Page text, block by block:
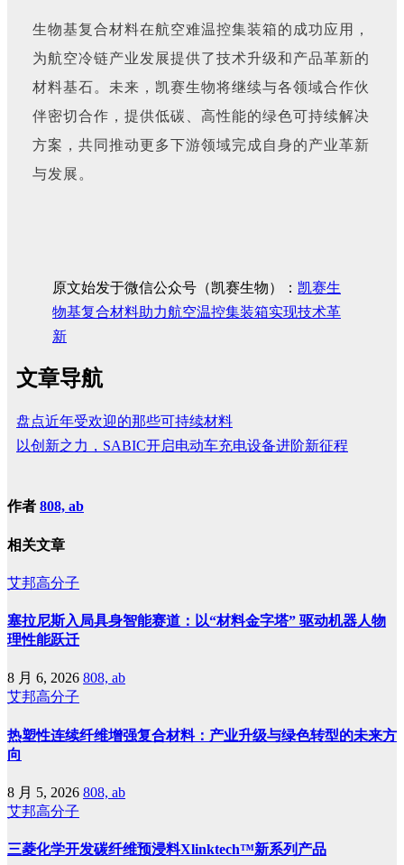
生物基复合材料在航空难温控集装箱的成功应用，
为航空冷链产业发展提供了技术升级和产品革新的
材料基石。未来，凯赛生物将继续与各领域合作伙
伴密切合作，提供低碳、高性能的绿色可持续解决
方案，共同推动更多下游领域完成自身的产业革新
与发展。
原文始发于微信公众号（凯赛生物）： 凯赛生
物基复合材料助力航空温控集装箱实现技术革
新
文章导航
盘点近年受欢迎的那些可持续材料
以创新之力，SABIC开启电动车充电设备进阶新征程
作者 808, ab
相关文章
艾邦高分子
塞拉尼斯入局具身智能赛道：以“材料金字塔” 驱动机器人物
理性能跃迁
8 月 6, 2026 808, ab
艾邦高分子
热塑性连续纤维增强复合材料：产业升级与绿色转型的未来方
向
8 月 5, 2026 808, ab
艾邦高分子
三菱化学开发碳纤维预浸料Xlinktech™新系列产品